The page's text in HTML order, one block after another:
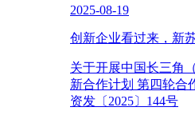
2025-08-19
创新企业看过来，新
关于开展中国长三角
新合作计划 第四轮合
资发〔2025〕144号